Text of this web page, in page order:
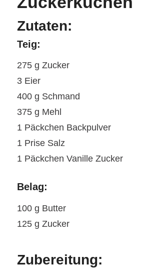
Zutaten:
Teig:
275 g Zucker
3 Eier
400 g Schmand
375 g Mehl
1 Päckchen Backpulver
1 Prise Salz
1 Päckchen Vanille Zucker
Belag:
100 g Butter
125 g Zucker
Zubereitung: